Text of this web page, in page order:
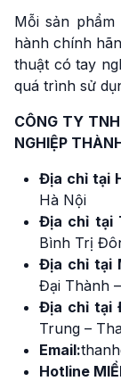
Mỗi sản
hành chính
thuật có tay
quá trình sử
CÔNG TY
NGHIỆP
Địa chỉ tại
Hà Nội
Địa chỉ tại
Bình Trị
Địa chỉ tại
Đại Thành
Địa chỉ tại
Trung –
Email:
Hotline